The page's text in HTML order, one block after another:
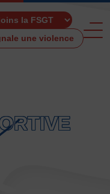
une violence